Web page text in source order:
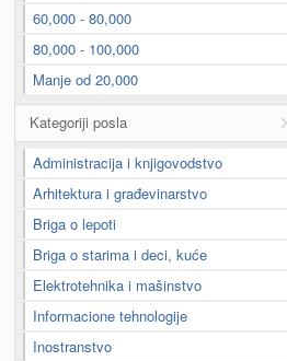
60,000 - 80,000
80,000 - 100,000
Manje od 20,000
Kategoriji posla
Administracija i knjigovodstvo
Arhitektura i građevinarstvo
Briga o lepoti
Briga o starima i deci, kuće
Elektrotehnika i mašinstvo
Informacione tehnologije
Inostranstvo